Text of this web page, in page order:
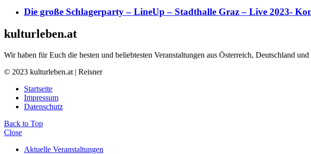
Die große Schlagerparty – LineUp – Stadthalle Graz – Live 2023-
kulturleben.at
Wir haben für Euch die besten und beliebtesten Veranstaltungen aus Österreich, Deutschland
© 2023 kulturleben.at | Reisner
Startseite
Impressum
Datenschutz
Back to Top
Close
Aktuelle Veranstaltungen